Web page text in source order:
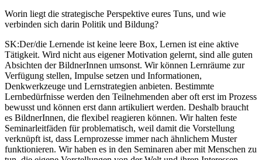
Worin liegt die strategische Perspektive eures Tuns, und wie
verbinden sich darin Politik und Bildung?
SK:Der/die Lernende ist keine leere Box, Lernen ist eine aktive
Tätigkeit. Wird nicht aus eigener Motivation gelernt, sind alle guten
Absichten der BildnerInnen umsonst. Wir können Lernräume zur
Verfügung stellen, Impulse setzen und Informationen,
Denkwerkzeuge und Lernstrategien anbieten. Bestimmte
Lernbedürfnisse werden den Teilnehmenden aber oft erst im Prozess
bewusst und können erst dann artikuliert werden. Deshalb braucht
es BildnerInnen, die flexibel reagieren können. Wir halten feste
Seminarleitfäden für problematisch, weil damit die Vorstellung
verknüpft ist, dass Lernprozesse immer nach ähnlichem Muster
funktionieren. Wir haben es in den Seminaren aber mit Menschen zu